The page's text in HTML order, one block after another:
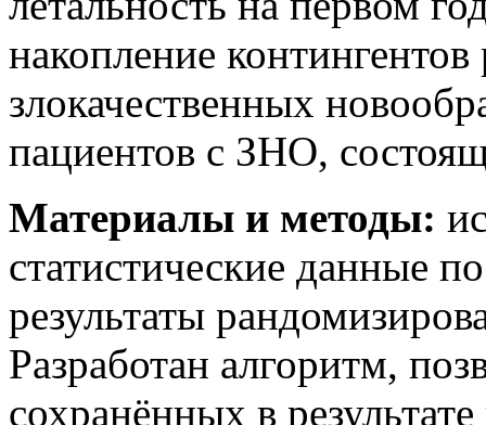
накопление
злокачественных
пациентов с ЗНО,
Материалы и методы:
статистические данные
результаты
Разработан алгоритм,
сохранённых в